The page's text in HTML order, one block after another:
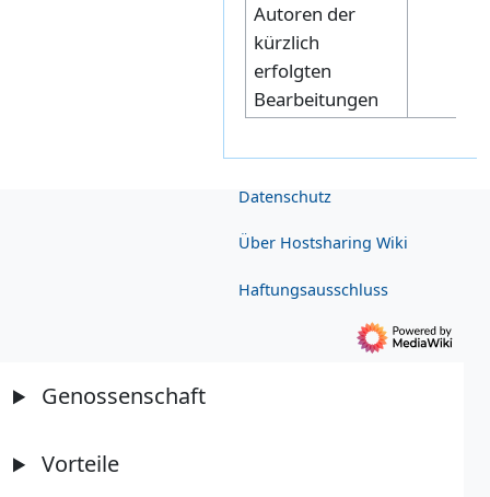
Autoren der
kürzlich
erfolgten
Bearbeitungen
Datenschutz
Über Hostsharing Wiki
Haftungsausschluss
Genossenschaft
Vorteile